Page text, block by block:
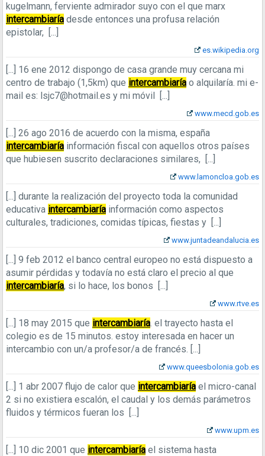
kugelmann, ferviente admirador suyo con el que marx
intercambiaría desde entonces una profusa relación
epistolar, [...]
es.wikipedia.org
[...] 16 ene 2012 dispongo de casa grande muy cercana mi
centro de trabajo (1,5km) que intercambiaría o alquilaría. mi e-
mail es: lsjc7@hotmail.es y mi móvil [...]
www.mecd.gob.es
[...] 26 ago 2016 de acuerdo con la misma, españa
intercambiaría información fiscal con aquellos otros países
que hubiesen suscrito declaraciones similares, [...]
www.lamoncloa.gob.es
[...] durante la realización del proyecto toda la comunidad
educativa intercambiaría información como aspectos
culturales, tradiciones, comidas típicas, fiestas y [...]
www.juntadeandalucia.es
[...] 9 feb 2012 el banco central europeo no está dispuesto a
asumir pérdidas y todavía no está claro el precio al que
intercambiaría, si lo hace, los bonos [...]
www.rtve.es
[...] 18 may 2015 que intercambiaría. el trayecto hasta el
colegio es de 15 minutos. estoy interesada en hacer un
intercambio con un/a profesor/a de francés. [...]
www.queesbolonia.gob.es
[...] 1 abr 2007 flujo de calor que intercambiaría el micro-canal
2 si no existiera escalón, el caudal y los demás parámetros
fluidos y térmicos fueran los [...]
www.upm.es
[...] 10 dic 2001 que intercambiaría el sistema hasta